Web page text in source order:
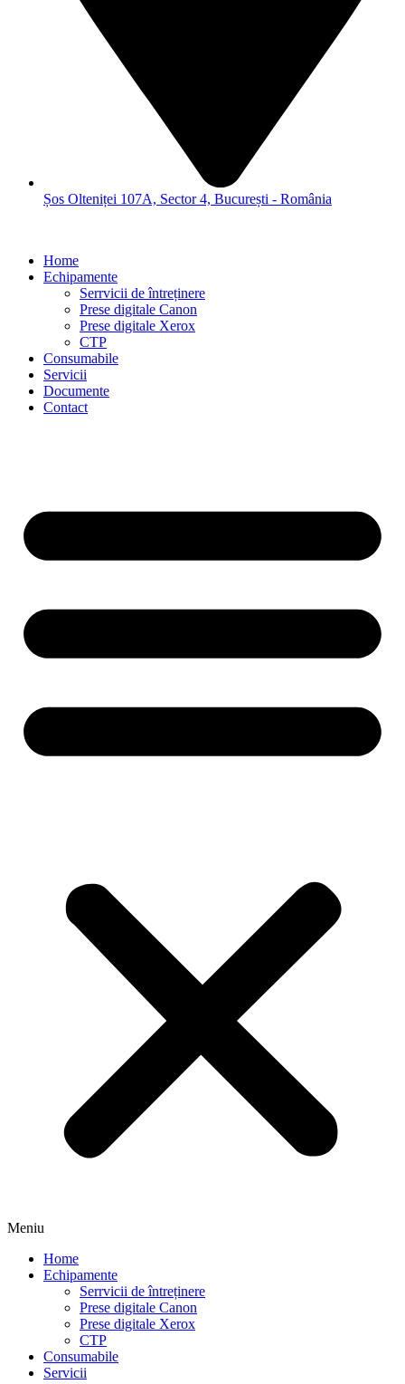
Șos Olteniței 107A, Sector 4, București - România
Home
Echipamente
Serrvicii de întreținere
Prese digitale Canon
Prese digitale Xerox
CTP
Consumabile
Servicii
Documente
Contact
Meniu
Home
Echipamente
Serrvicii de întreținere
Prese digitale Canon
Prese digitale Xerox
CTP
Consumabile
Servicii